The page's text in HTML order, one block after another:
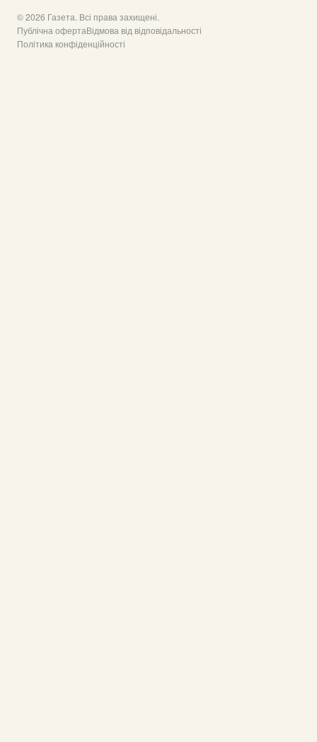
© 2026 Газета. Всі права захищені.
Публічна офертаВідмова від відповідальності
Політика конфіденційності